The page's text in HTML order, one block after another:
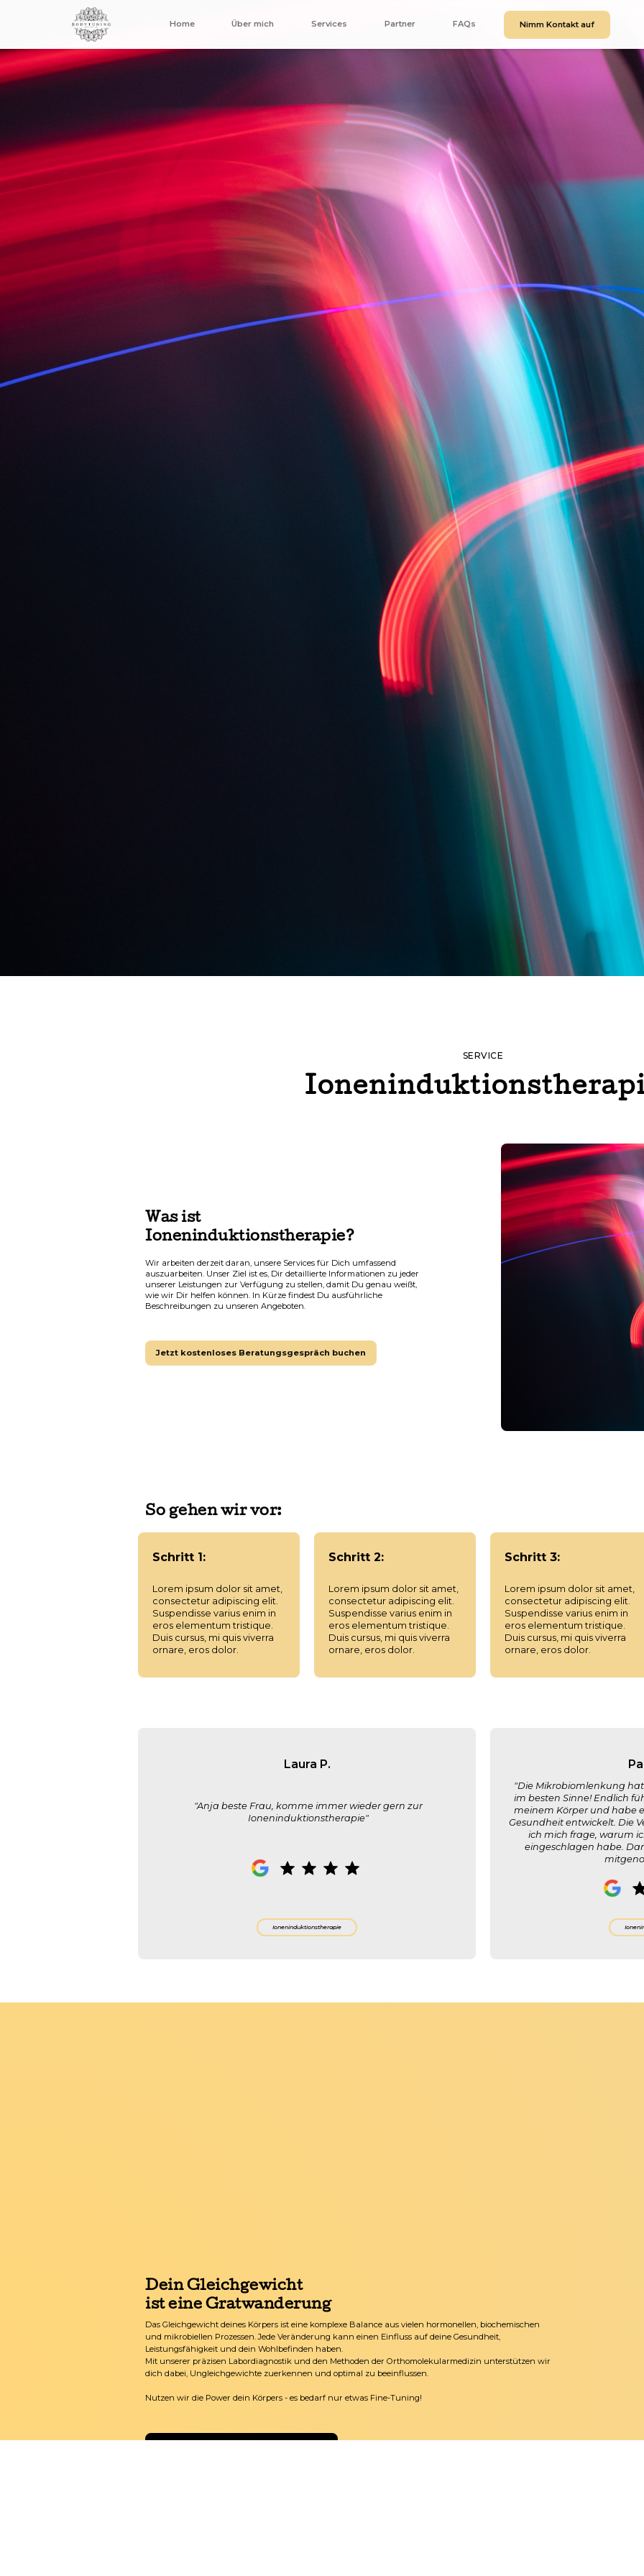
Home Über mich Services Partner FAQs Nimm Kontakt auf
SERVICE
Was ist
Ioneninduktionstherapie?
Wir arbeiten derzeit daran, unsere Services für Dich umfassend
auszuarbeiten. Unser Ziel ist es, Dir detaillierte Informationen zu jeder
unserer Leistungen zur Verfügung zu stellen, damit Du genau weißt,
wie wir Dir helfen können. In Kürze findest Du ausführliche
Beschreibungen zu unseren Angeboten.
Jetzt kostenloses Beratungsgespräch buchen
So gehen wir vor:
Schritt 1:
Lorem ipsum dolor sit amet,
consectetur adipiscing elit.
Suspendisse varius enim in
eros elementum tristique.
Duis cursus, mi quis viverra
ornare, eros dolor.
Schritt 2:
Lorem ipsum dolor sit amet,
consectetur adipiscing elit.
Suspendisse varius enim in
eros elementum tristique.
Duis cursus, mi quis viverra
ornare, eros dolor.
Schritt 3:
Lorem ipsum dolor sit amet,
consectetur adipiscing elit.
Suspendisse varius enim in
eros elementum tristique.
Duis cursus, mi quis viverra
ornare, eros dolor.
Laura P.
"Anja beste Frau, komme immer wieder gern zur
Ioneninduktionstherapie"
Ioneninduktionstherapie
"Die Mikrobiomlenkung
im besten Sinne! Endlich
meinem Körper und habe
Gesundheit entwickelt. Die
ich mich frage, warum
eingeschlagen habe.
Dein Gleichgewicht
ist eine Gratwanderung
Das Gleichgewicht deines Körpers ist eine komplexe Balance aus vielen hormonellen, biochemischen
und mikrobiellen Prozessen. Jede Veränderung kann einen Einfluss auf deine Gesundheit,
Leistungsfähigkeit und dein Wohlbefinden haben.
Mit unserer präzisen Labordiagnostik und den Methoden der Orthomolekularmedizin unterstützen wir
dich dabei, Ungleichgewichte zuerkennen und optimal zu beeinflussen.
Nutzen wir die Power dein Körpers - es bedarf nur etwas Fine-Tuning!